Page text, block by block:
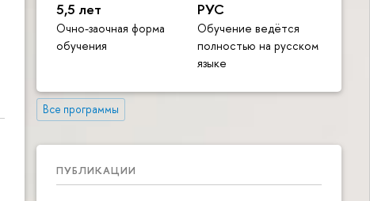
5,5 лет
Очно-заочная форма
обучения
РУС
Обучение ведётся
полностью на русском
языке
Все программы
ПУБЛИКАЦИИ